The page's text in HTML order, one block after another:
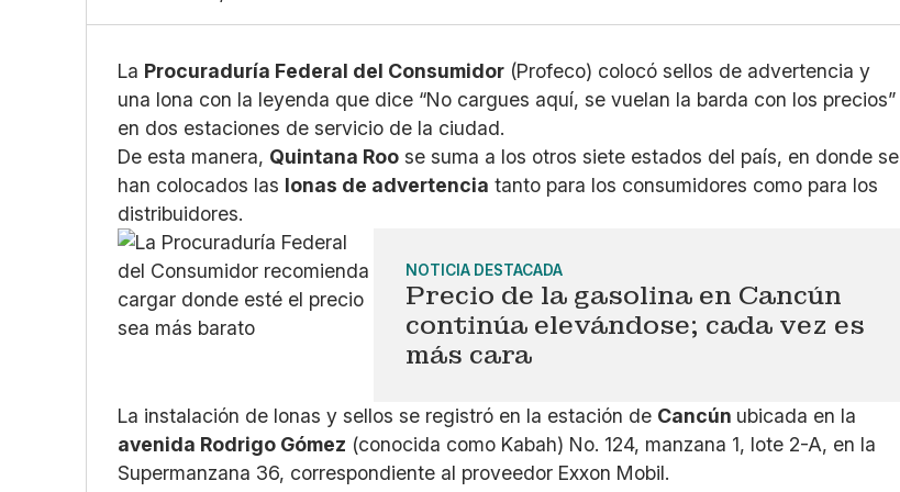
Copiar enlace
La Procuraduría Federal del Consumidor (Profeco) colocó sellos de advertencia y
una lona con la leyenda que dice “No cargues aquí, se vuelan la barda con los precios”
en dos estaciones de servicio de la ciudad.
De esta manera, Quintana Roo se suma a los otros siete estados del país, en donde se
han colocados las lonas de advertencia tanto para los consumidores como para los
distribuidores.
NOTICIA DESTACADA
Precio de la gasolina en Cancún
continúa elevándose; cada vez es
más cara
La instalación de lonas y sellos se registró en la estación de Cancún ubicada en la
avenida Rodrigo Gómez (conocida como Kabah) No. 124, manzana 1, lote 2-A, en la
Supermanzana 36, correspondiente al proveedor Exxon Mobil.